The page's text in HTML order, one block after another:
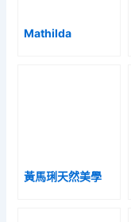
Mathilda
黃馬琍天然美學